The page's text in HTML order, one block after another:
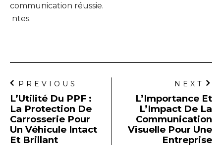
communication réussie.
ntes.
PREVIOUS
L’Utilité Du PPF :
La Protection De
Carrosserie Pour
Un Véhicule Intact
Et Brillant
NEXT
L’Importance Et
L’Impact De La
Communication
Visuelle Pour Une
Entreprise